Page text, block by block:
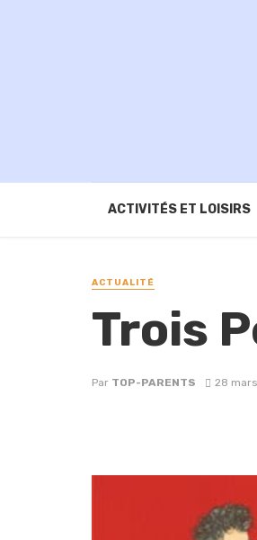
ACTIVITÉS ET LOISIRS
ACTUALITÉ
Trois
Par TOP-PARENTS 28